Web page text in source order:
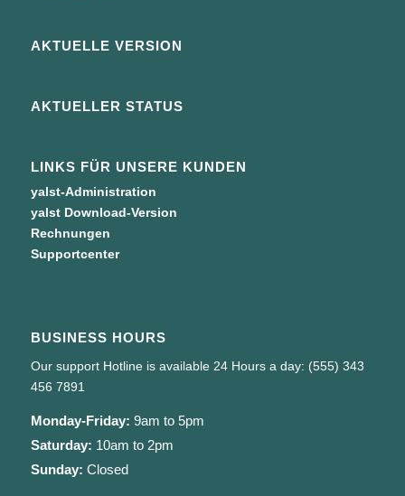
AKTUELLE VERSION
AKTUELLER STATUS
LINKS FÜR UNSERE KUNDEN
yalst-Administration
yalst Download-Version
Rechnungen
Supportcenter
BUSINESS HOURS
Our support Hotline is available 24 Hours a day: (555) 343
456 7891
Monday-Friday: 9am to 5pm
Saturday: 10am to 2pm
Sunday: Closed